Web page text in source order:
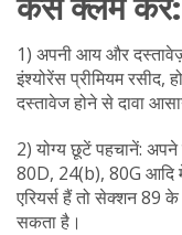
कैसे क्लेम
1) अपनी आय और
इंश्योरेंस प्रीमियम रसीद,
दस्तावेज होने से दावा
2) योग्य छूटें पहचानें:
80D, 24(b), 80G आदि
एरियर्स हैं तो सेक्शन 89
सकता है।